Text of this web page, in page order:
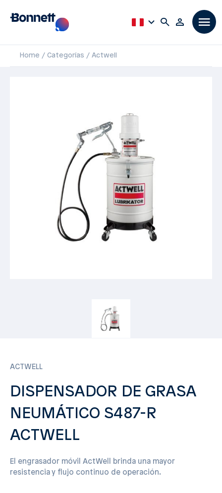
Home Categorías Actwell
ACTWELL
DISPENSADOR DE GRASA
NEUMÁTICO S487-R
ACTWELL
El engrasador móvil ActWell brinda una mayor
resistencia y flujo continuo de operación.